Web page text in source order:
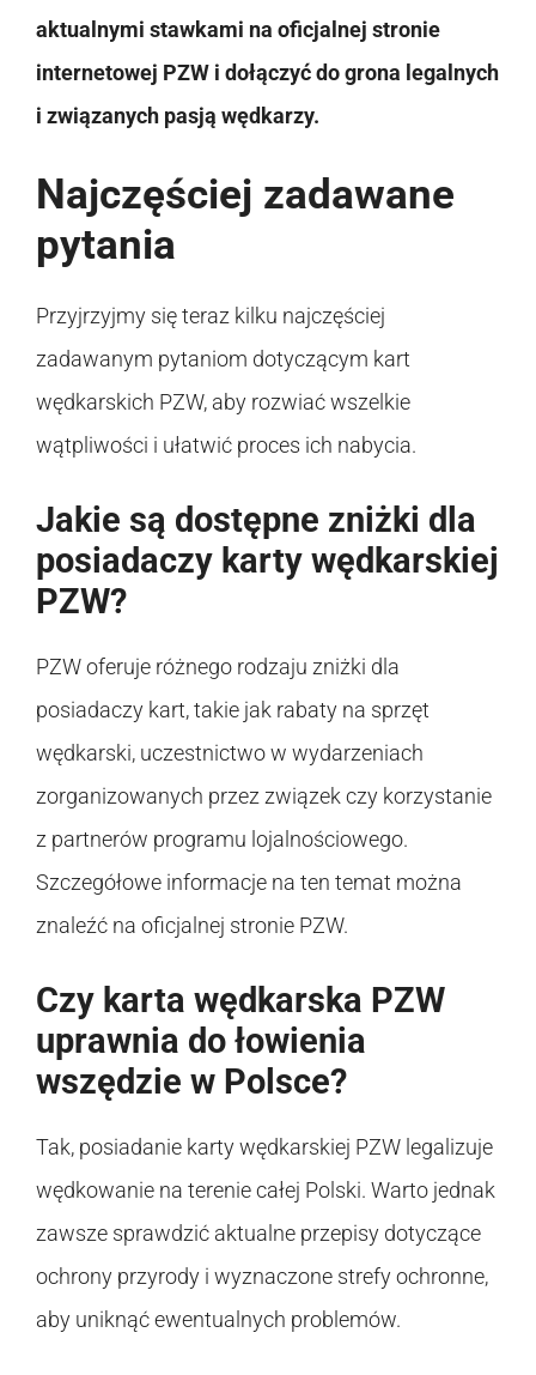
aktualnymi stawkami na oficjalnej stronie
internetowej PZW i dołączyć do grona legalnych
i związanych pasją wędkarzy.
Najczęściej zadawane
pytania
Przyjrzyjmy się teraz kilku najczęściej
zadawanym pytaniom dotyczącym kart
wędkarskich PZW, aby rozwiać wszelkie
wątpliwości i ułatwić proces ich nabycia.
Jakie są dostępne zniżki dla
posiadaczy karty wędkarskiej
PZW?
PZW oferuje różnego rodzaju zniżki dla
posiadaczy kart, takie jak rabaty na sprzęt
wędkarski, uczestnictwo w wydarzeniach
zorganizowanych przez związek czy korzystanie
z partnerów programu lojalnościowego.
Szczegółowe informacje na ten temat można
znaleźć na oficjalnej stronie PZW.
Czy karta wędkarska PZW
uprawnia do łowienia
wszędzie w Polsce?
Tak, posiadanie karty wędkarskiej PZW legalizuje
wędkowanie na terenie całej Polski. Warto jednak
zawsze sprawdzić aktualne przepisy dotyczące
ochrony przyrody i wyznaczone strefy ochronne,
aby uniknąć ewentualnych problemów.